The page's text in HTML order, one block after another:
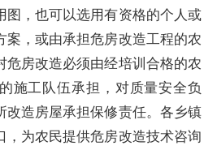
图，也可以选用有资格的个人或
案，或由承担危房改造工程的农
危房改造必须由经培训合格的农
施工队伍承担，对质量安全负
改造房屋承担保修责任。各乡镇
，为农民提供危房改造技术咨询